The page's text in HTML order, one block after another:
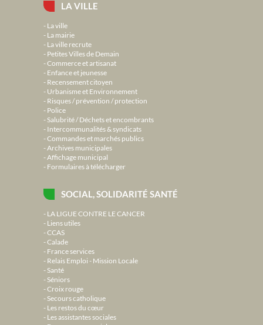
LA VILLE
La ville
La mairie
La ville recrute
Petites Villes de Demain
Commerce et artisanat
Enfance et jeunesse
Recensement citoyen
Urbanisme et Environnement
Risques / prévention / protection
Police
Salubrité / Déchets et encombrants
Intercommunalités & syndicats
Commandes et marchés publics
Archives municipales
Affichage municipal
Formulaires à télécharger
SOCIAL, SOLIDARITÉ SANTÉ
LA LIGUE CONTRE LE CANCER
Liens utiles
CCAS
Calade
France services
Relais Emploi - Mission Locale
Santé
Séniors
Croix rouge
Secours catholique
Les restos du cœur
Les assistantes sociales